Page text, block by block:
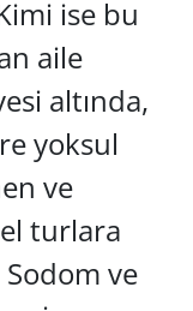
ise bu
aile
altında,
yoksul
ve
turlara
Sodom ve